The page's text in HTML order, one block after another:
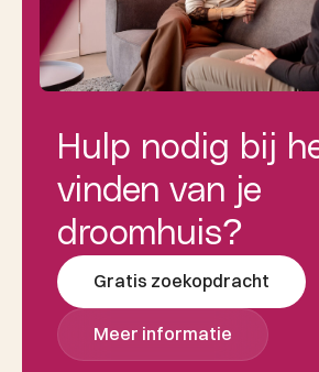
Hulp nodig bij
vinden van je
droomhuis?
Gratis zoekopdracht
Meer informatie